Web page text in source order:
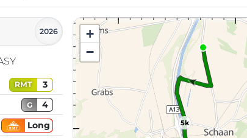
2026
RMT
3
G
4
Long
5k
+
−